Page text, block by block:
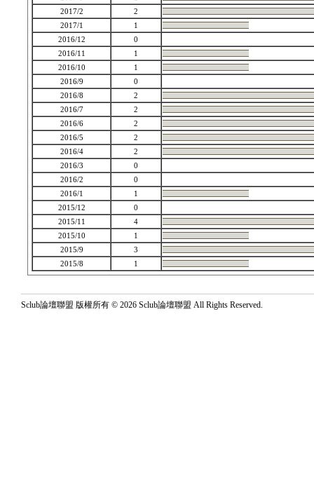
2017/2
2
2017/1
1
2016/12
0
2016/11
1
2016/10
1
2016/9
0
2016/8
2
2016/7
2
2016/6
2
2016/5
2
2016/4
2
2016/3
0
2016/2
0
2016/1
1
2015/12
0
2015/11
4
2015/10
1
2015/9
3
2015/8
1
Sclub論壇聯盟 版權所有 © 2026 Sclub論壇聯盟 All Rights Reserved.